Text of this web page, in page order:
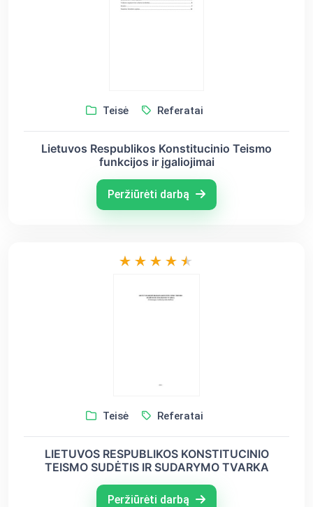
Teisė Referatai
Lietuvos Respublikos Konstitucinio Teismo
funkcijos ir įgaliojimai
Peržiūrėti darbą
Teisė Referatai
LIETUVOS RESPUBLIKOS KONSTITUCINIO
TEISMO SUDĖTIS IR SUDARYMO TVARKA
Peržiūrėti darbą